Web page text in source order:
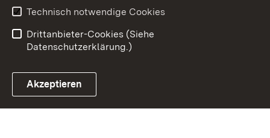
Technisch notwendige Cookies
Drittanbieter-Cookies (Siehe
Datenschutzerklärung.)
Akzeptieren